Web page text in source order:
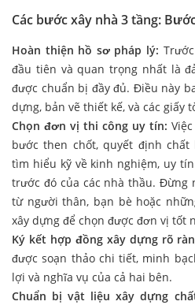
Các bước xây nhà 3 tầng:
Hoàn thiện hồ sơ pháp lý:
đầu tiên và quan trọng nhất là
được chuẩn bị đầy đủ. Điều này
dựng, bản vẽ thiết kế, và các giấy
Chọn đơn vị thi công uy tín:
bước then chốt, quyết định
tìm hiểu kỹ về kinh nghiệm, uy
trước đó của các nhà thầu. Đừng
từ người thân, bạn bè hoặc
xây dựng để chọn được đơn vị tốt
Ký kết hợp đồng xây dựng rõ
được soạn thảo chi tiết, minh
lợi và nghĩa vụ của cả hai bên.
Chuẩn bị vật liệu xây dựng